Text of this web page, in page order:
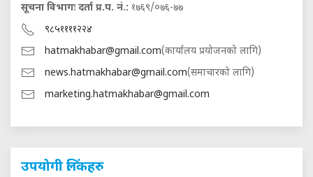
सूचना विभागः दर्ता प्र.प. नं.: १७६९/०७६-७७
९८५११११२२४
hatmakhabar@gmail.com(कार्यालय प्रयोजनको लागि)
news.hatmakhabar@gmail.com(समाचारको लागि)
marketing.hatmakhabar@gmail.com
उपयोगी लिंकहरु